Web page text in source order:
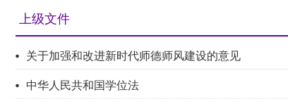
上级文件
关于加强和改进新时代师德师风建设的意见
​中华人民共和国学位法